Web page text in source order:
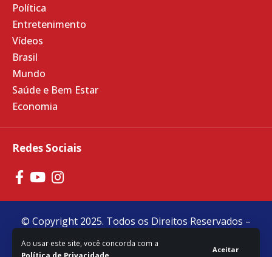
Ao usar este site, você concorda com a
Aceitar
Redes Sociais
Política
Entretenimento
Vídeos
Brasil
Mundo
Saúde e Bem Estar
Economia
© Copyright 2025. Todos os Direitos Reservados –
Feito com
❤